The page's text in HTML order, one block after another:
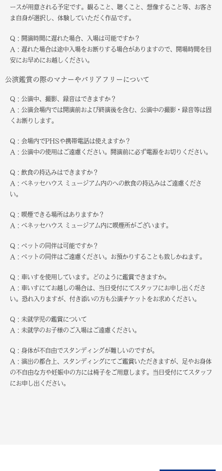
ースが用意される予定です。観ること、聴くこと、想像すること等、お客さ
ま自身が選択し、体験していただく作品です。
Q：開演時間に遅れた場合、入場は可能ですか？
A：遅れた場合は途中入場をお断りする場合がありますので、開場時間を目
安にお早めにお越しください。
公演鑑賞の際のマナーやバリアフリーについて
Q：公演中、撮影、録音はできますか？
A：公演会場内では開演前および終演後を含む、公演中の撮影・録音等は固
くお断りします。
Q：会場内でPHSや携帯電話は使えますか？
A：公演中の使用はご遠慮ください。開演前に必ず電源をお切りください。
Q：飲食の持込みはできますか？
A：ベネッセハウス ミュージアム内のへの飲食の持込みはご遠慮くださ
い。
Q：喫煙できる場所はありますか？
A：ベネッセハウス ミュージアム内に喫煙所がございます。
Q：ペットの同伴は可能ですか？
A：ペットの同伴はご遠慮ください。お預かりすることも致しかねます。
Q：車いすを使用しています。どのように鑑賞できますか。
A：車いすにてお越しの場合は、当日受付にてスタッフにお申し出くださ
い。恐れ入りますが、付き添いの方も公演チケットをお求めください。
Q：未就学児の鑑賞について
A：未就学のお子様のご入場はご遠慮ください。
Q：身体が不自由でスタンディングが難しいのですが。
A：演出の都合上、スタンディングにてご鑑賞いただきますが、足やお身体
の不自由な方や妊娠中の方には椅子をご用意します。当日受付にてスタッフ
にお申し出ください。